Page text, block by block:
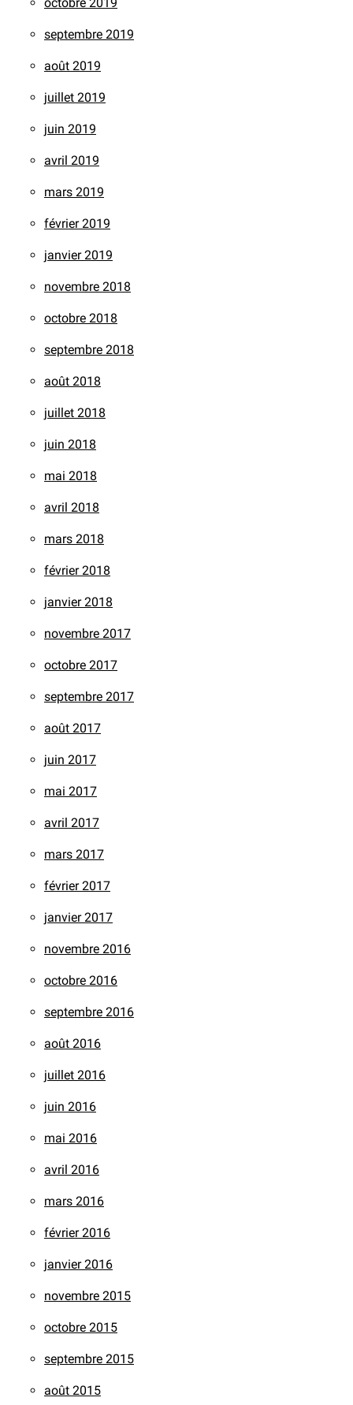
septembre 2019
août 2019
juillet 2019
juin 2019
avril 2019
mars 2019
février 2019
janvier 2019
novembre 2018
octobre 2018
septembre 2018
août 2018
juillet 2018
juin 2018
mai 2018
avril 2018
mars 2018
février 2018
janvier 2018
novembre 2017
octobre 2017
septembre 2017
août 2017
juin 2017
mai 2017
avril 2017
mars 2017
février 2017
janvier 2017
novembre 2016
octobre 2016
septembre 2016
août 2016
juillet 2016
juin 2016
mai 2016
avril 2016
mars 2016
février 2016
janvier 2016
novembre 2015
octobre 2015
septembre 2015
août 2015